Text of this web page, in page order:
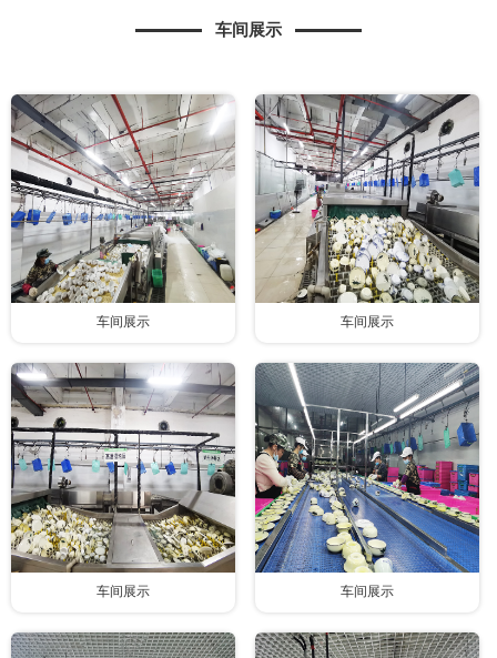
车间展示
车间展示 车间展示
车间展示 车间展示
联系我们